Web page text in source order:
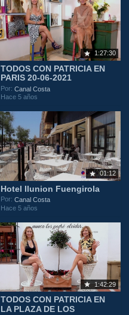
1:27:30
TODOS CON PATRICIA EN
PARIS 20-06-2021
Por:Canal Costa
Hace 5 años
01:12
Hotel Ilunion Fuengirola
Por:Canal Costa
Hace 5 años
1:42:29
TODOS CON PATRICIA EN
LA PLAZA DE LOS